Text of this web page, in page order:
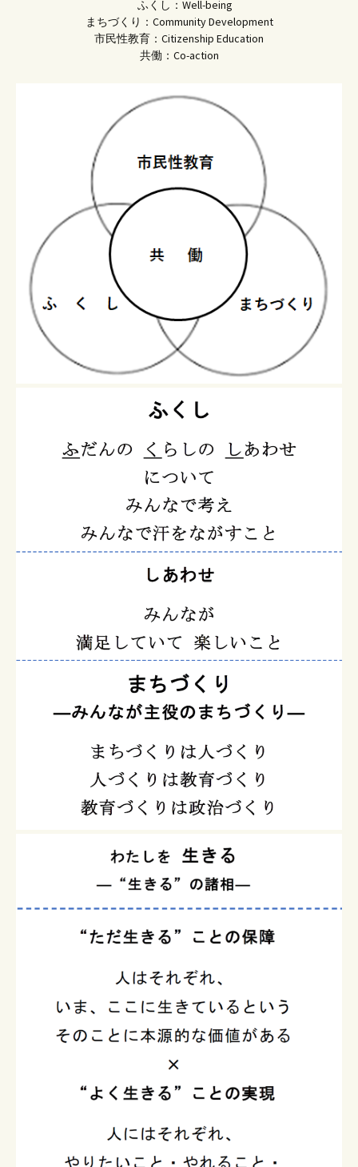
ふくし：Well-being
まちづくり：Community Development
市民性教育：Citizenship Education
共働：Co-action